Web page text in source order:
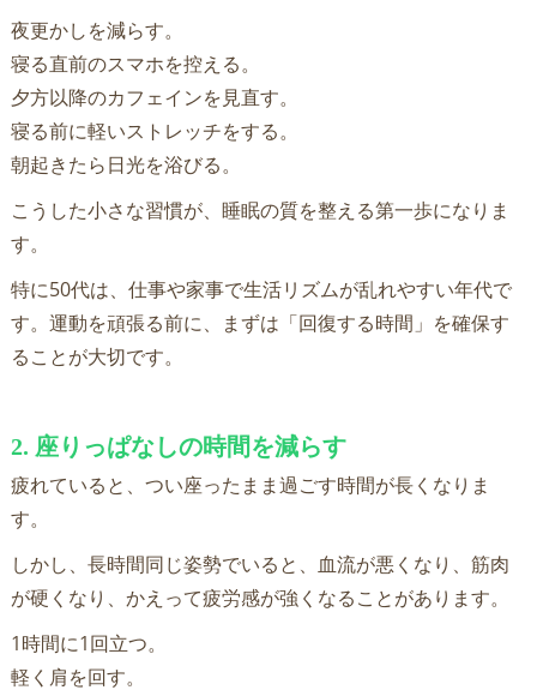
夜更かしを減らす。
寝る直前のスマホを控える。
夕方以降のカフェインを見直す。
寝る前に軽いストレッチをする。
朝起きたら日光を浴びる。
こうした小さな習慣が、睡眠の質を整える第一歩になりま
す。
特に50代は、仕事や家事で生活リズムが乱れやすい年代で
す。運動を頑張る前に、まずは「回復する時間」を確保す
ることが大切です。
2. 座りっぱなしの時間を減らす
疲れていると、つい座ったまま過ごす時間が長くなりま
す。
しかし、長時間同じ姿勢でいると、血流が悪くなり、筋肉
が硬くなり、かえって疲労感が強くなることがあります。
1時間に1回立つ。
軽く肩を回す。